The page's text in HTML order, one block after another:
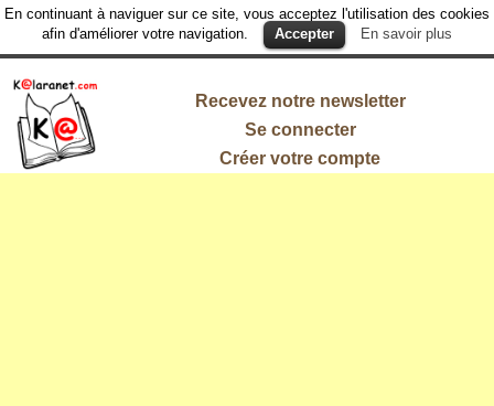
En continuant à naviguer sur ce site, vous acceptez l'utilisation des cookies
afin d'améliorer votre navigation.
Accepter En savoir plus
Recevez notre newsletter
Se connecter
Créer votre compte